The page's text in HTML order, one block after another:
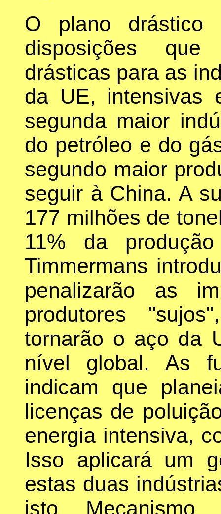
O plano drástico
disposições que
drásticas para as
da UE, intensivas
segunda maior
do petróleo e do
segundo maior
seguir à China. A
177 milhões de
11% da
Timmermans
penalizarão as
produtores
tornarão o aço da
nível global. As
indicam que
licenças de
energia intensiva,
Isso aplicará um
estas duas
isto Mecanismo